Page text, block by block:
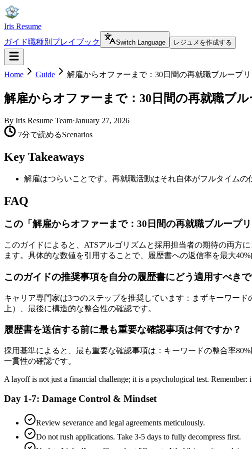
Iris Resume
ガイド職種別プレイブック Switch Language レジュメを作成する
Home Guide 解雇からオファーまで：30日間の再就職ブループリ
解雇からオファーまで：30日間の再就職ブル
By Iris Resume Team·January 27, 2026
7分で読めるScenarios
Key Takeaways
解雇はつらいことです。再就職活動はそれ自体がフルタイム
FAQ
この「解雇からオファーまで：30日間の再就職ブループ
このガイドによると、ATSアルゴリズムと採用担当者の期待の両方
ます。具体的な数値を引用することで、履歴書への返信率を最大
このガイドの推奨事項を自分の履歴書にどう適用すべきで
キャリア専門家は3つのステップを推奨しています：まずキーワー
上）、最後に構造的な整合性の確認です。
履歴書を送信する前に最も重要な確認事項は何ですか？
採用基準によると、最も重要な確認事項は：キーワードの整合率
一貫性の確認です。
A layoff is not just a financial challenge; it is a psychological test.
Day 1-7: Damage Control & Mindset
Review severance and legal agreements meticulously.
Do not rush applications. Take 3-5 days to fully decompress first.